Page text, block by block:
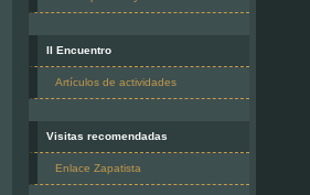
II Encuentro
Artículos de actividades
Visitas recomendadas
Enlace Zapatista